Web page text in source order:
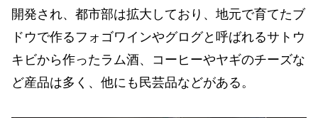
開発され、都市部は拡大しており、地元で育てたブ
ドウで作るフォゴワインやグログと呼ばれるサトウ
キビから作ったラム酒、コーヒーやヤギのチーズな
ど産品は多く、他にも民芸品などがある。